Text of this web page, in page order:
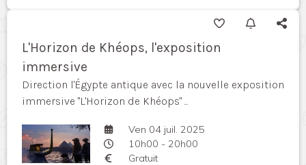
L'Horizon de Khéops, l'exposition
immersive
Direction l'Égypte antique avec la nouvelle exposition
immersive "L'Horizon de Khéops" ...
Ven 04 juil. 2025
10h00 - 20h00
Gratuit